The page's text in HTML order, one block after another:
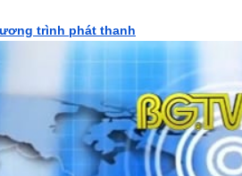
trình phát thanh